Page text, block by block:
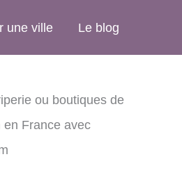
une ville Le blog
ou boutiques de
en France avec